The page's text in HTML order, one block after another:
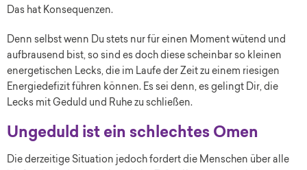
Das hat Konsequenzen.
Denn selbst wenn Du stets nur für einen Moment wütend und
aufbrausend bist, so sind es doch diese scheinbar so kleinen
energetischen Lecks, die im Laufe der Zeit zu einem riesigen
Energiedefizit führen können. Es sei denn, es gelingt Dir, die
Lecks mit Geduld und Ruhe zu schließen.
Ungeduld ist ein schlechtes Omen
Die derzeitige Situation jedoch fordert die Menschen über alle